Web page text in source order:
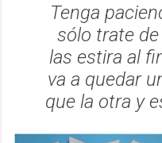
Tenga
sólo trate
las estira al
va a quedar
que la otra y